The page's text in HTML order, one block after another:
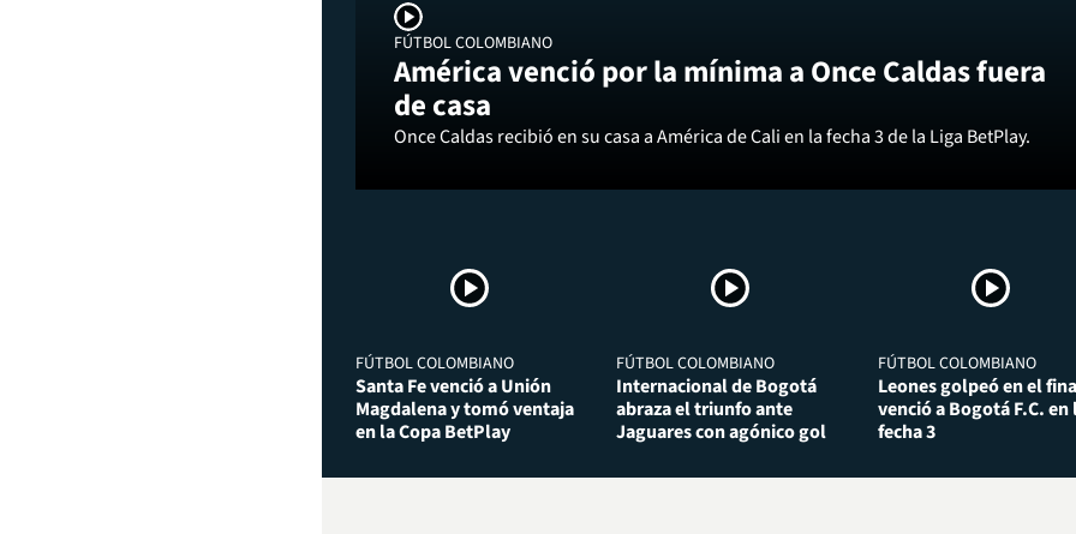
FÚTBOL COLOMBIANO
América venció por la mínima a Once Caldas fuera
de casa
Once Caldas recibió en su casa a América de Cali en la fecha 3 de la Liga BetPlay.
FÚTBOL COLOMBIANO
Santa Fe venció a Unión
Magdalena y tomó ventaja
en la Copa BetPlay
FÚTBOL COLOMBIANO
Internacional de Bogotá
abraza el triunfo ante
Jaguares con agónico gol
FÚTBOL COLOMBIANO
Leones golpeó en el
venció a Bogotá F.C. en
fecha 3